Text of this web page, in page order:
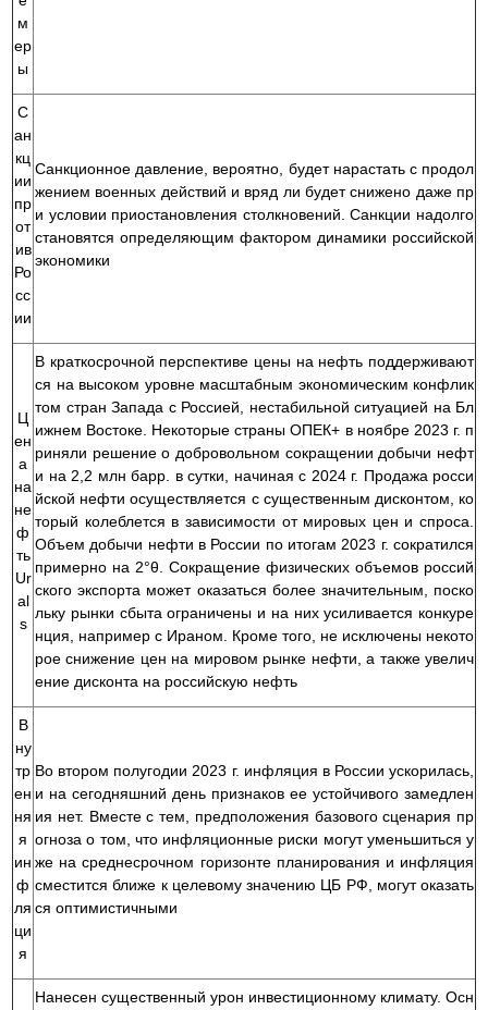
м
ер
ы
С
ан
кц
ии
пр
от
ив
Ро
сс
ии
Санкционное давление, вероятно, будет нарастать с продол
жением военных действий и вряд ли будет снижено даже пр
и условии приостановления столкновений. Санкции надолго
становятся определяющим фактором динамики российской
экономики
Ц
ен
а
на
не
ф
ть
Ur
al
s
В краткосрочной перспективе цены на нефть поддерживают
ся на высоком уровне масштабным экономическим конфлик
том стран Запада с Россией, нестабильной ситуацией на Бл
ижнем Востоке. Некоторые страны ОПЕК+ в ноябре 2023 г. п
риняли решение о добровольном сокращении добычи нефт
и на 2,2 млн барр. в сутки, начиная с 2024 г. Продажа росси
йской нефти осуществляется с существенным дисконтом, ко
торый колеблется в зависимости от мировых цен и спроса.
Объем добычи нефти в России по итогам 2023 г. сократился
примерно на 2°θ. Сокращение физических объемов россий
ского экспорта может оказаться более значительным, поско
льку рынки сбыта ограничены и на них усиливается конкуре
нция, например с Ираном. Кроме того, не исключены некото
рое снижение цен на мировом рынке нефти, а также увелич
ение дисконта на российскую нефть
В
ну
тр
ен
ня
я
ин
ф
ля
ци
я
Во втором полугодии 2023 г. инфляция в России ускорилась,
и на сегодняшний день признаков ее устойчивого замедлен
ия нет. Вместе с тем, предположения базового сценария пр
огноза о том, что инфляционные риски могут уменьшиться у
же на среднесрочном горизонте планирования и инфляция
сместится ближе к целевому значению ЦБ РФ, могут оказать
ся оптимистичными
Нанесен существенный урон инвестиционному климату. Осн